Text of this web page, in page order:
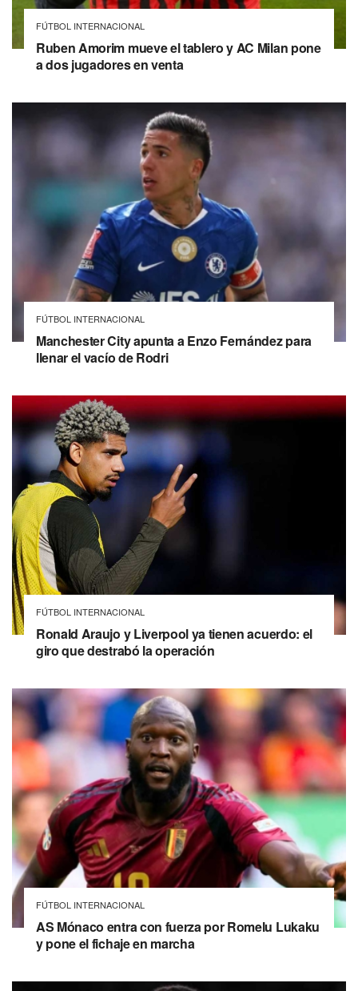
FÚTBOL INTERNACIONAL
Ruben Amorim mueve el tablero y AC Milan pone
a dos jugadores en venta
FÚTBOL INTERNACIONAL
Manchester City apunta a Enzo Fernández para
llenar el vacío de Rodri
FÚTBOL INTERNACIONAL
Ronald Araujo y Liverpool ya tienen acuerdo: el
giro que destrabó la operación
FÚTBOL INTERNACIONAL
AS Mónaco entra con fuerza por Romelu Lukaku
y pone el fichaje en marcha